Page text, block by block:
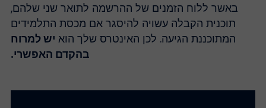
באשר ללוח הזמנים של ההרשמה לתואר שני שלהם,
תוכנית הקבלה עשויה להיסגר אם מכסת התלמידים
המתוכננת הגיעה. לכן האינטרס שלך הואיש למרוח
בהקדם האפשרי.